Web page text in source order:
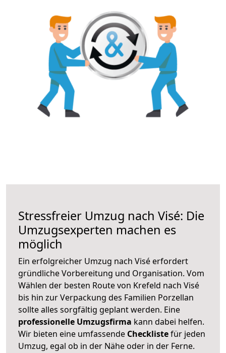
Stressfreier Umzug nach Visé: Die
Umzugsexperten machen es
möglich
Ein erfolgreicher Umzug nach Visé erfordert
gründliche Vorbereitung und Organisation. Vom
Wählen der besten Route von Krefeld nach Visé
bis hin zur Verpackung des Familien Porzellan
sollte alles sorgfältig geplant werden. Eine
professionelle Umzugsfirma kann dabei helfen.
Wir bieten eine umfassende Checklistefür jeden
Umzug, egal ob in der Nähe oder in der Ferne.